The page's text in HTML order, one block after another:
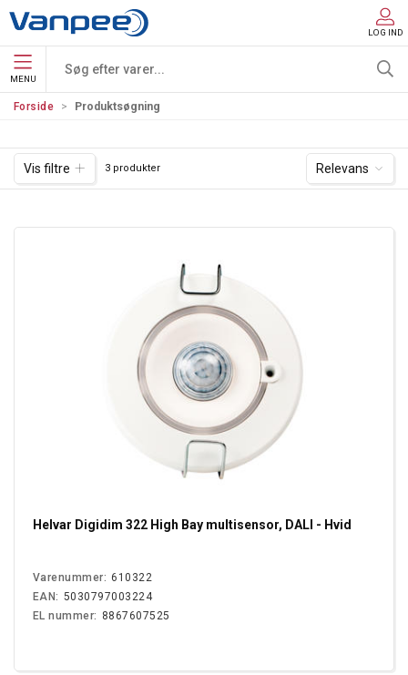
LOG IND
MENU
Forside Produktsøgning
Vis filtre 3 produkter Relevans
Helvar Digidim 322 High Bay multisensor, DALI - Hvid
Varenummer: 610322
EAN: 5030797003224
EL nummer: 8867607525